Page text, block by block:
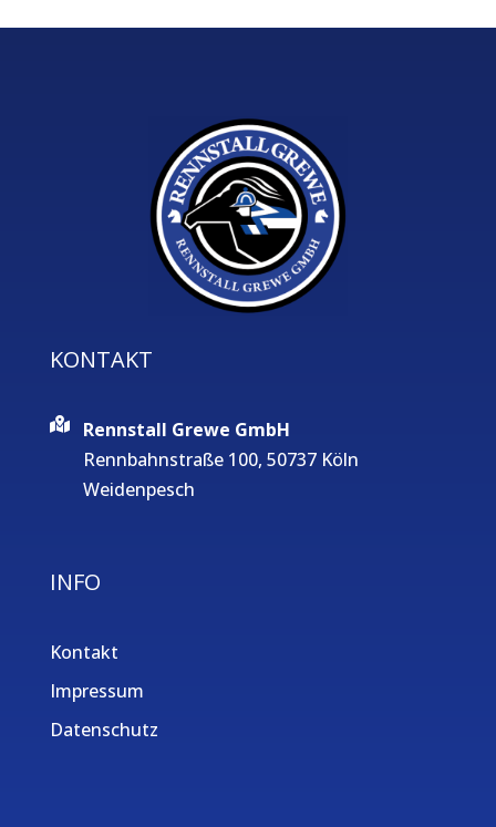
KONTAKT
Rennstall Grewe GmbH
Rennbahnstraße 100, 50737 Köln
Weidenpesch
INFO
Kontakt
Impressum
Datenschutz